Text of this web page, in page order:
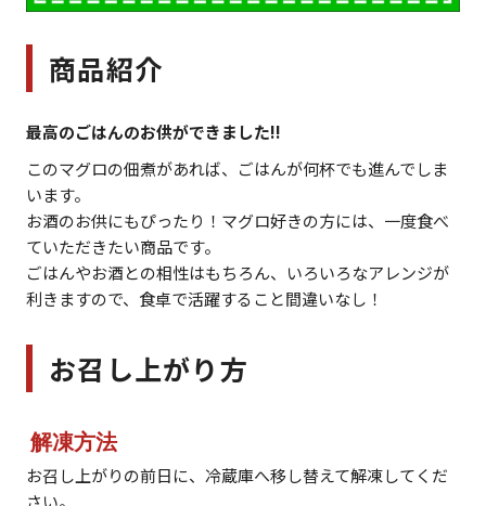
商品紹介
最高のごはんのお供ができました!!
このマグロの佃煮があれば、ごはんが何杯でも進んでしま
います。
お酒のお供にもぴったり！マグロ好きの方には、一度食べ
ていただきたい商品です。
ごはんやお酒との相性はもちろん、いろいろなアレンジが
利きますので、食卓で活躍すること間違いなし！
お召し上がり方
解凍方法
お召し上がりの前日に、冷蔵庫へ移し替えて解凍してくだ
さい。